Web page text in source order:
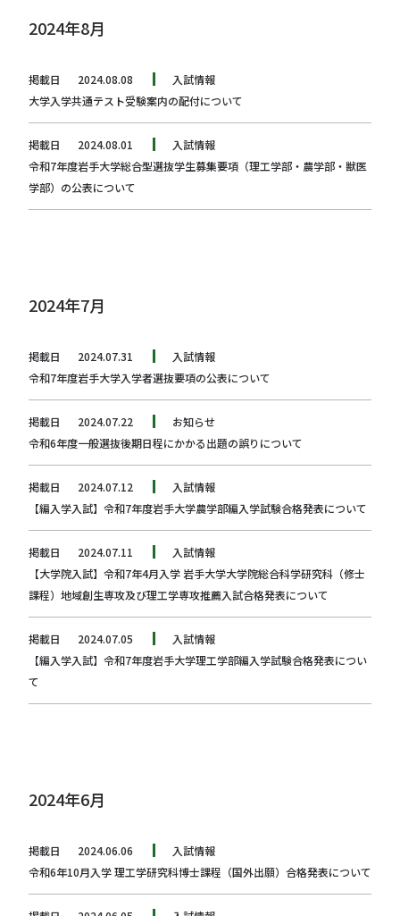
2024年8月
掲載日 2024.08.08
入試情報
大学入学共通テスト受験案内の配付について
掲載日 2024.08.01
入試情報
令和7年度岩手大学総合型選抜学生募集要項（理工学部・農学部・獣医
学部）の公表について
2024年7月
掲載日 2024.07.31
入試情報
令和7年度岩手大学入学者選抜要項の公表について
掲載日 2024.07.22
お知らせ
令和6年度一般選抜後期日程にかかる出題の誤りについて
掲載日 2024.07.12
入試情報
【編入学入試】令和7年度岩手大学農学部編入学試験合格発表について
掲載日 2024.07.11
入試情報
【大学院入試】令和7年4月入学 岩手大学大学院総合科学研究科（修士
課程）地域創生専攻及び理工学専攻推薦入試合格発表について
掲載日 2024.07.05
入試情報
【編入学入試】令和7年度岩手大学理工学部編入学試験合格発表につい
て
2024年6月
掲載日 2024.06.06
入試情報
令和6年10月入学 理工学研究科博士課程（国外出願）合格発表について